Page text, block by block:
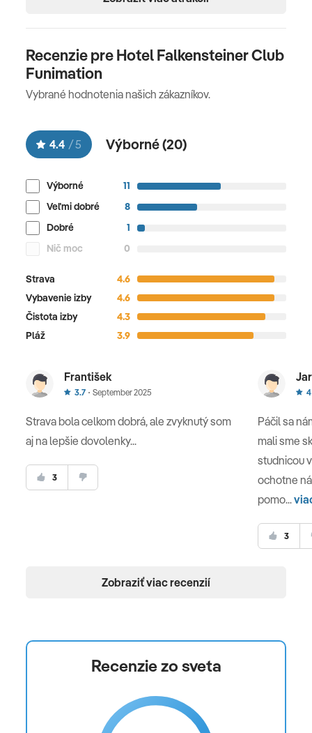
Recenzie pre Hotel Falkensteiner Club
Funimation
Vybrané hodnotenia našich zákazníkov.
4.4 /5 Výborné (20)
Výborné
11
Veľmi dobré
8
Dobré
1
Nič moc
0
Strava
4.6
Vybavenie izby
4.6
Čistota izby
4.3
Pláž
3.9
František
3.7 September 2025
Strava bola celkom dobrá, ale zvyknutý som
aj na lepšie dovolenky...
3
4
Páčil sa
mali sme
studnicou
ochotne
pomo...
3
Zobraziť viac recenzií
Recenzie zo sveta